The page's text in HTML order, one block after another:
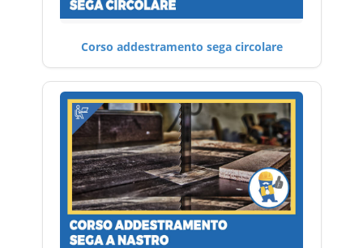
Corso addestramento sega circolare